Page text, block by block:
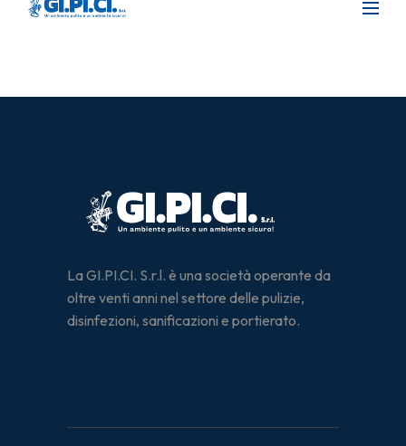
La GI.PI.CI. S.r.l. è una società operante da
oltre venti anni nel settore delle pulizie,
disinfezioni, sanificazioni e portierato.